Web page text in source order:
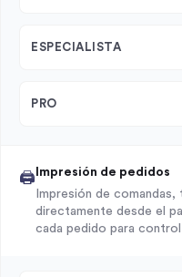
ESPECIALISTA
PRO
🖨️ Impresión de pedidos
Impresión de
directamente desde el
cada pedido para